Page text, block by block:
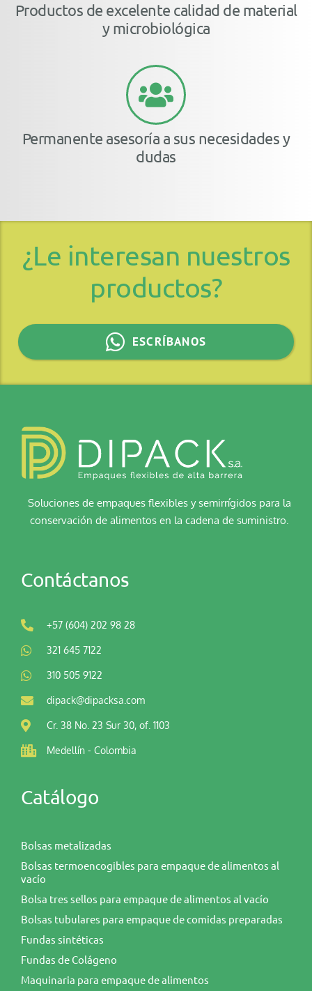
Productos de excelente calidad de material
y microbiológica
Permanente asesoría a sus necesidades y
dudas
¿Le interesan nuestros
productos?
ESCRÍBANOS
Soluciones de empaques flexibles y semirrígidos para la
conservación de alimentos en la cadena de suministro.
Contáctanos
+57 (604) 202 98 28
321 645 7122
310 505 9122
dipack@dipacksa.com
Cr. 38 No. 23 Sur 30, of. 1103
Medellín - Colombia
Catálogo
Bolsas metalizadas
Bolsas termoencogibles para empaque de alimentos al
vacío
Bolsa tres sellos para empaque de alimentos al vacío
Bolsas tubulares para empaque de comidas preparadas
Fundas sintéticas
Fundas de Colágeno
Maquinaria para empaque de alimentos